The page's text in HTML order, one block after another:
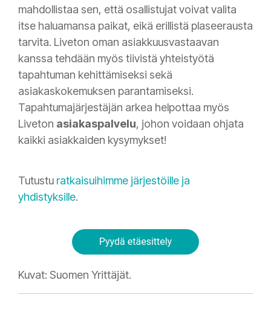
mahdollistaa sen, että osallistujat voivat valita
itse haluamansa paikat, eikä erillistä plaseerausta
tarvita. Liveton oman asiakkuusvastaavan
kanssa tehdään myös tiivistä yhteistyötä
tapahtuman kehittämiseksi sekä
asiakaskokemuksen parantamiseksi.
Tapahtumajärjestäjän arkea helpottaa myös
Liveton asiakaspalvelu, johon voidaan ohjata
kaikki asiakkaiden kysymykset!
Tutustu ratkaisuihimme järjestöille ja
yhdistyksille.
Kuvat: Suomen Yrittäjät.